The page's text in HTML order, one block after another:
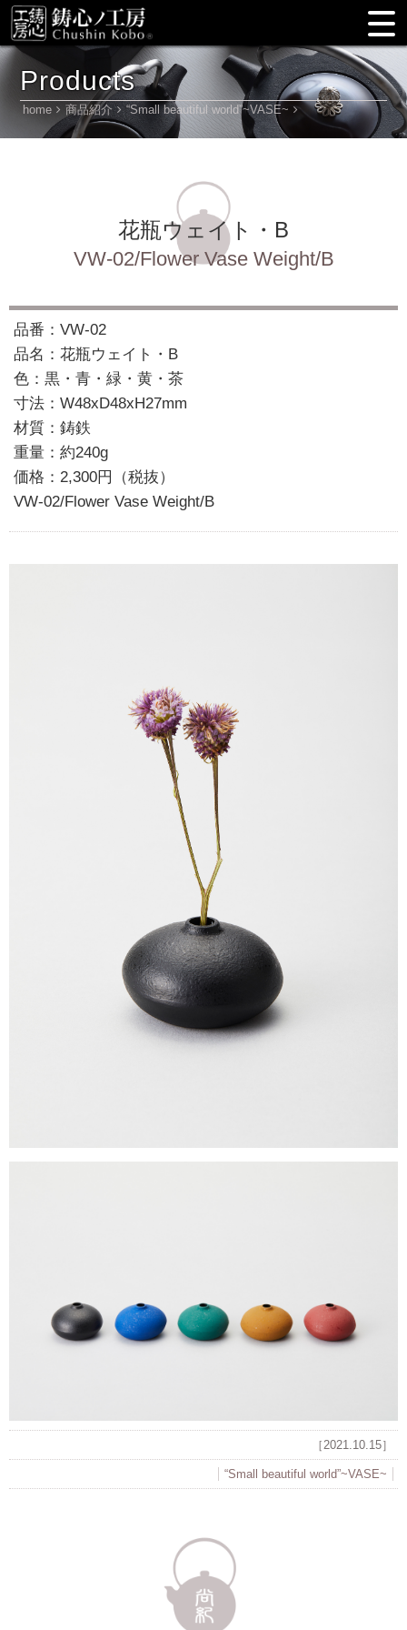
Products
home 商品紹介 “Small beautiful world”~VASE~
花瓶ウェイト・B
VW-02/Flower Vase Weight/B
品番：VW-02
品名：花瓶ウェイト・B
色：黒・青・緑・黄・茶
寸法：W48xD48xH27mm
材質：鋳鉄
重量：約240g
価格：2,300円（税抜）
VW-02/Flower Vase Weight/B
［2021.10.15］
“Small beautiful world”~VASE~